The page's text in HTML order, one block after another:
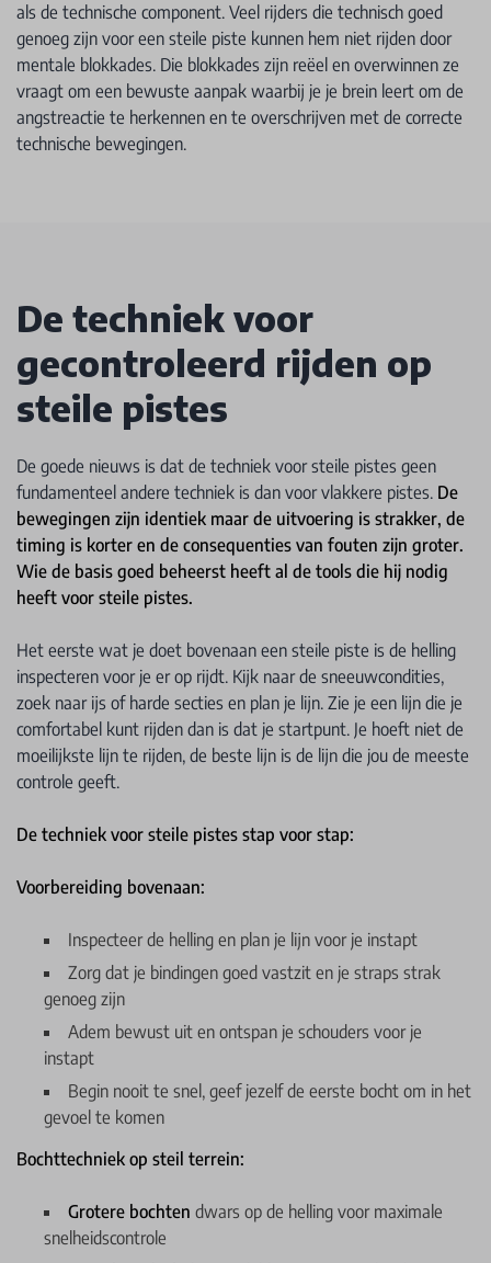
als de technische component. Veel rijders die technisch goed
genoeg zijn voor een steile piste kunnen hem niet rijden door
mentale blokkades. Die blokkades zijn reëel en overwinnen ze
vraagt om een bewuste aanpak waarbij je je brein leert om de
angstreactie te herkennen en te overschrijven met de correcte
technische bewegingen.
De techniek voor
gecontroleerd rijden op
steile pistes
De goede nieuws is dat de techniek voor steile pistes geen
fundamenteel andere techniek is dan voor vlakkere pistes. De
bewegingen zijn identiek maar de uitvoering is strakker, de
timing is korter en de consequenties van fouten zijn groter.
Wie de basis goed beheerst heeft al de tools die hij nodig
heeft voor steile pistes.
Het eerste wat je doet bovenaan een steile piste is de helling
inspecteren voor je er op rijdt. Kijk naar de sneeuwcondities,
zoek naar ijs of harde secties en plan je lijn. Zie je een lijn die je
comfortabel kunt rijden dan is dat je startpunt. Je hoeft niet de
moeilijkste lijn te rijden, de beste lijn is de lijn die jou de meeste
controle geeft.
De techniek voor steile pistes stap voor stap:
Voorbereiding bovenaan:
Inspecteer de helling en plan je lijn voor je instapt
Zorg dat je bindingen goed vastzit en je straps strak
genoeg zijn
Adem bewust uit en ontspan je schouders voor je
instapt
Begin nooit te snel, geef jezelf de eerste bocht om in het
gevoel te komen
Bochttechniek op steil terrein:
Grotere bochten dwars op de helling voor maximale
snelheidscontrole